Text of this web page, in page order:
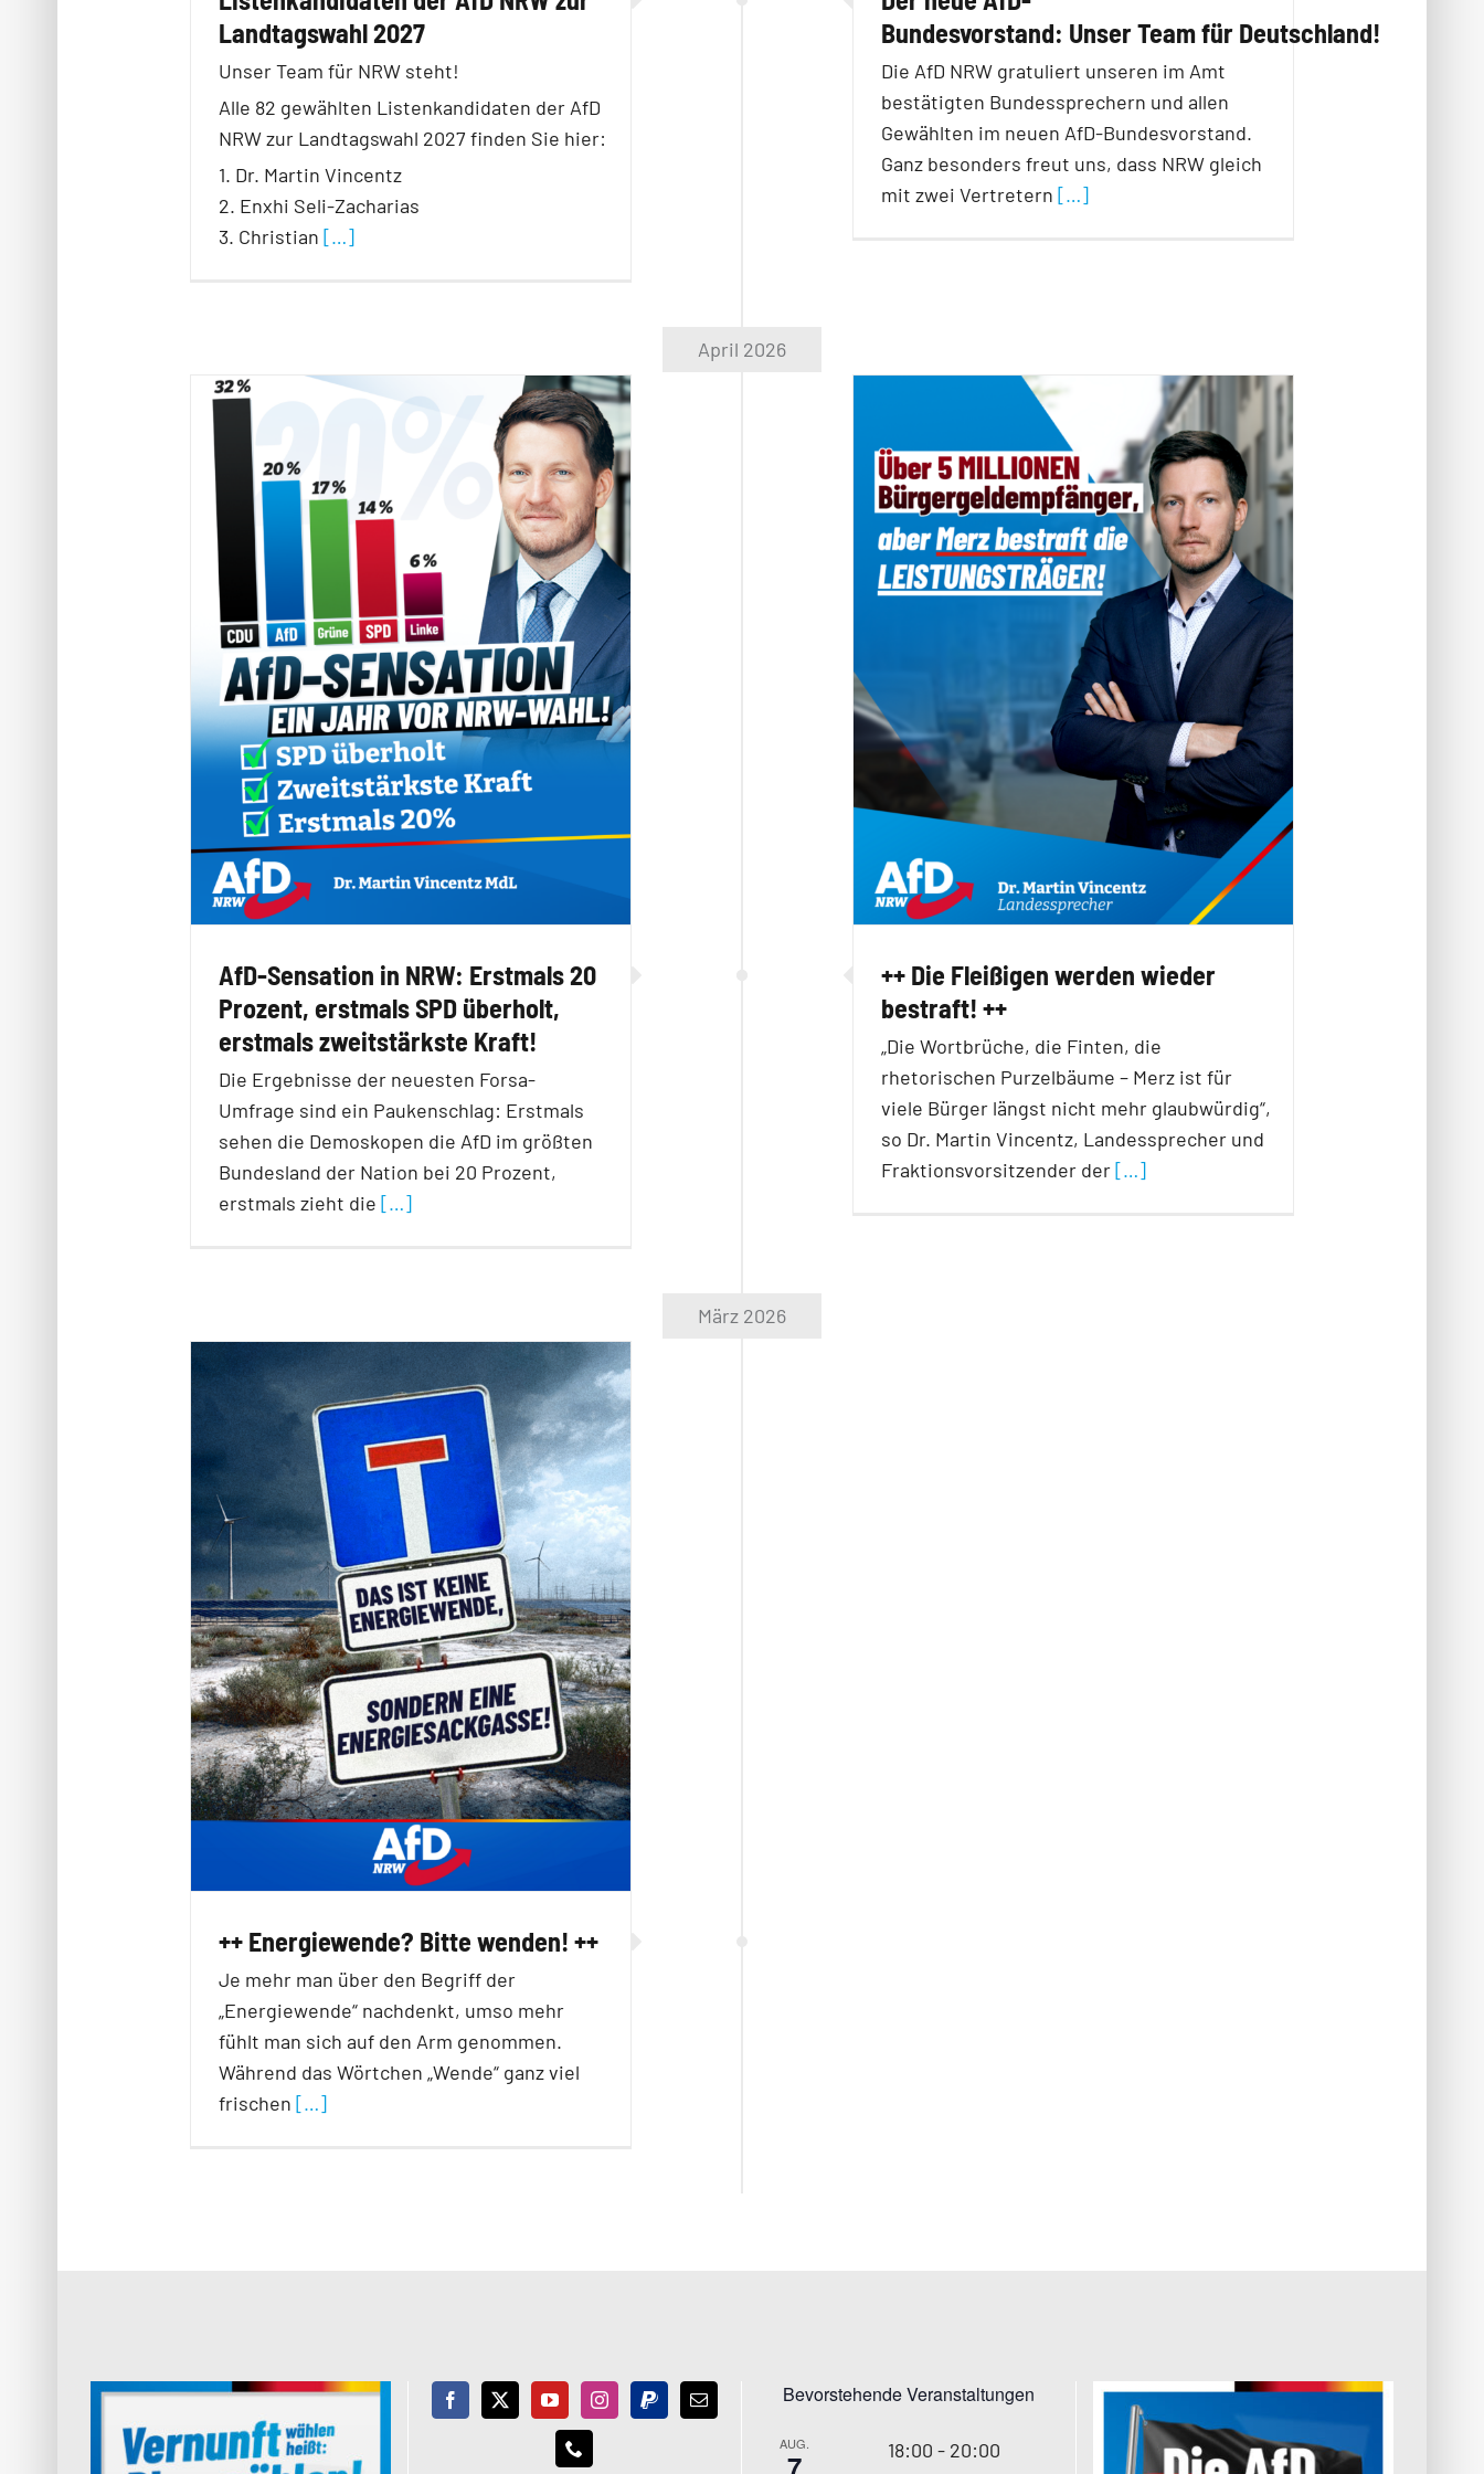
Landtagswahl 2027
Unser Team für NRW steht!
Alle 82 gewählten Listenkandidaten der AfD
NRW zur Landtagswahl 2027 finden Sie hier:
1. Dr. Martin Vincentz
2. Enxhi Seli-Zacharias
3. Christian […]
Bundesvorstand: Unser Team für Deutschland!
Die AfD NRW gratuliert unseren im Amt
bestätigten Bundessprechern und allen
Gewählten im neuen AfD-Bundesvorstand.
Ganz besonders freut uns, dass NRW gleich
mit zwei Vertretern […]
April 2026
AfD-Sensation in NRW: Erstmals 20
Prozent, erstmals SPD überholt,
erstmals zweitstärkste Kraft!
Die Ergebnisse der neuesten Forsa-
Umfrage sind ein Paukenschlag: Erstmals
sehen die Demoskopen die AfD im größten
Bundesland der Nation bei 20 Prozent,
erstmals zieht die […]
++ Die Fleißigen werden wieder
bestraft! ++
„Die Wortbrüche, die Finten, die
rhetorischen Purzelbäume – Merz ist für
viele Bürger längst nicht mehr glaubwürdig“,
so Dr. Martin Vincentz, Landessprecher und
Fraktionsvorsitzender der[…]
März 2026
++ Energiewende? Bitte wenden! ++
Je mehr man über den Begriff der
„Energiewende“ nachdenkt, umso mehr
fühlt man sich auf den Arm genommen.
Während das Wörtchen „Wende“ ganz viel
frischen […]
Bevorstehende Veranstaltungen
AUG. 18:00 - 20:00